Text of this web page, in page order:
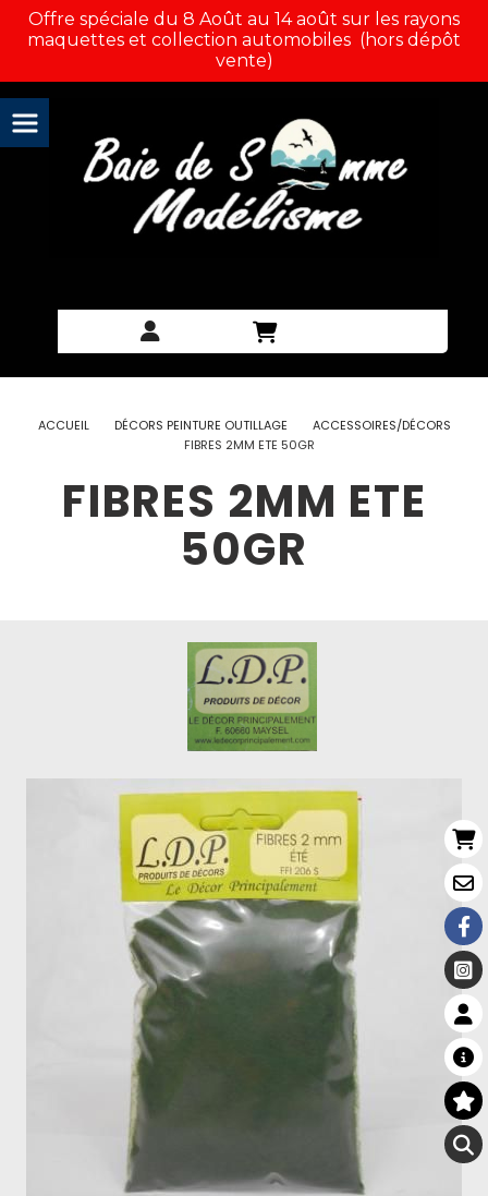
Offre spéciale du 8 Août au 14 août sur les rayons
maquettes et collection automobiles (hors dépôt
vente)
ACCUEIL DÉCORS PEINTURE OUTILLAGE
ACCESSOIRES/DÉCORS
FIBRES 2MM ETE 50GR
FIBRES 2MM ETE
50GR
Panneau de gestion des cookies